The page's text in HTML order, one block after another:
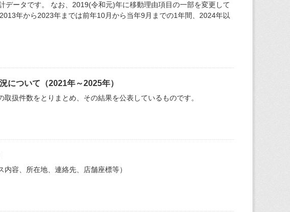
ータです。 なお、2019(令和元)年に移動理由項目の一部を変更して
年から2023年までは前年10月から当年9月までの1年間、2024年以
について（2021年～2025年）
扱件数をとりまとめ、その結果を公表しているものです。
容、所在地、連絡先、店舗座標等）